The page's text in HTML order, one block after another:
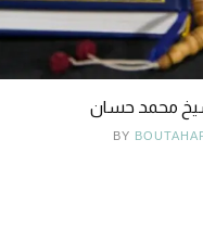
محمد حسان
BY